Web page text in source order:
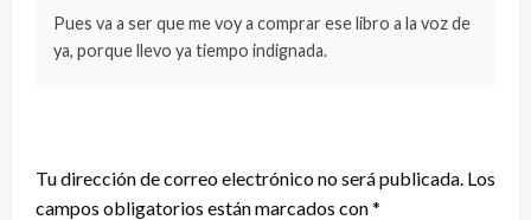
Pues va a ser que me voy a comprar ese libro a la voz de
ya, porque llevo ya tiempo indignada.
Tu dirección de correo electrónico no será publicada. Los
campos obligatorios están marcados con*